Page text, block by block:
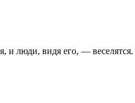
и люди, видя его, — веселятся.